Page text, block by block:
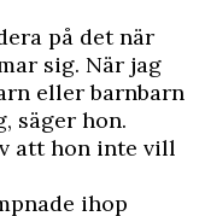
på det när
sig. När jag
eller barnbarn
säger hon.
att hon inte vill
ihop